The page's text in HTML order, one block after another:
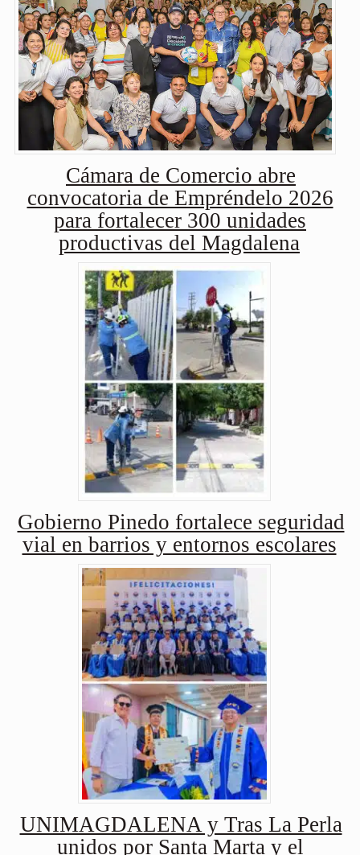
Cámara de Comercio abre
convocatoria de Empréndelo 2026
para fortalecer 300 unidades
productivas del Magdalena
Gobierno Pinedo fortalece seguridad
vial en barrios y entornos escolares
UNIMAGDALENA y Tras La Perla
unidos por Santa Marta y el